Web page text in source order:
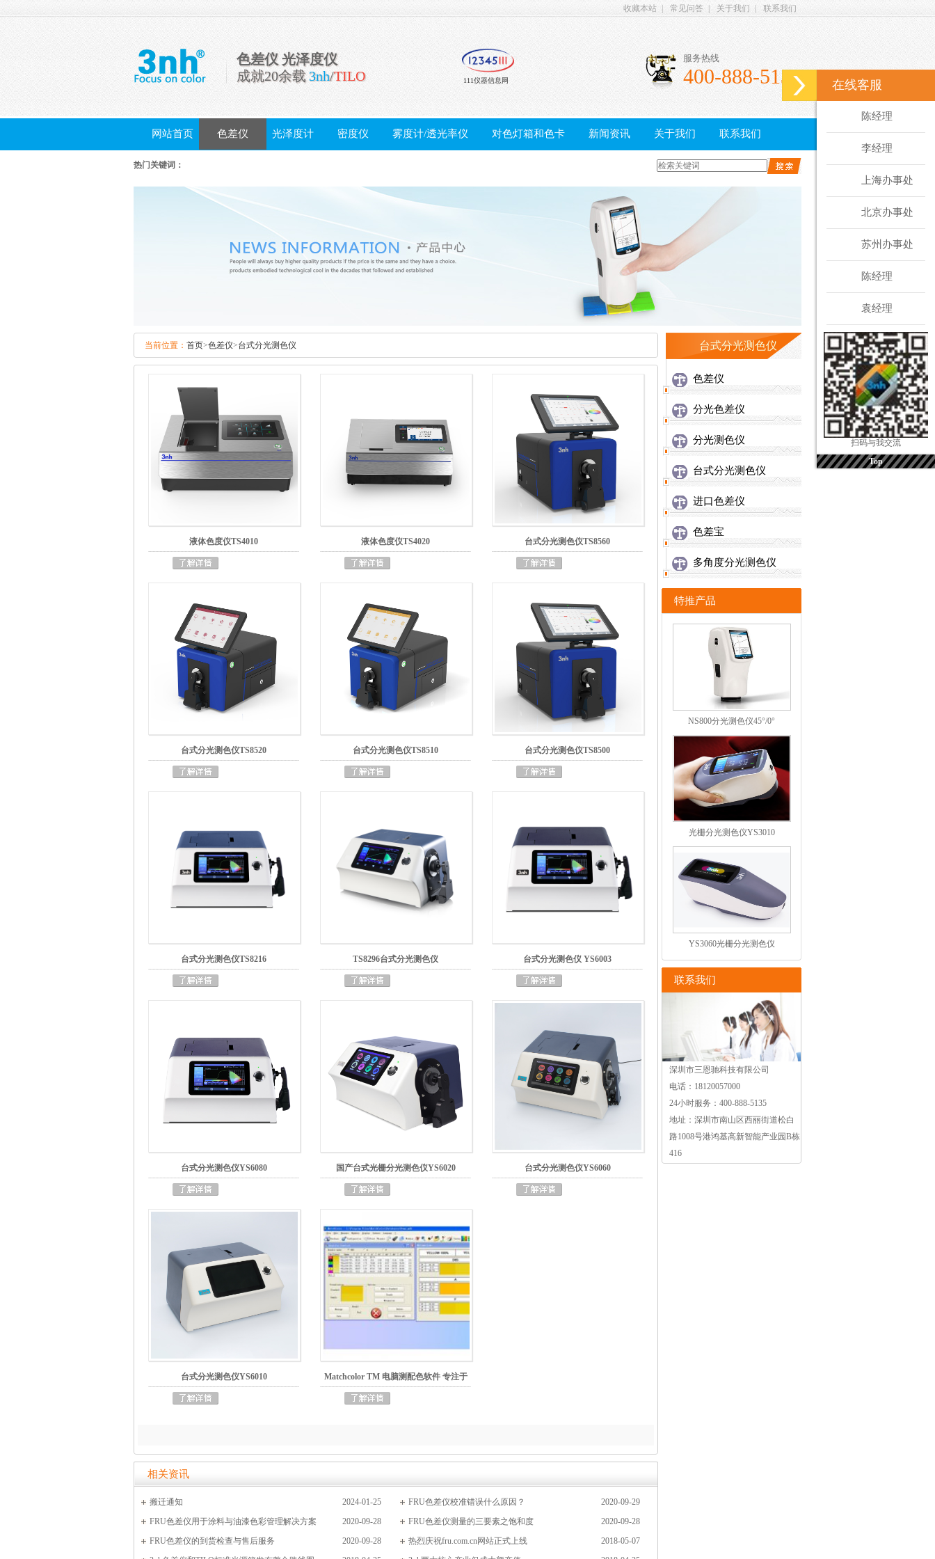
收藏本站 常见问答 关于我们 联系我们
色差仪 光泽度仪
成就20余载 3nh/TILO
服务热线
400-888-5135
111仪器信息网
网站首页 色差仪 光泽度计 密度仪 雾度计/透光率仪 对色灯箱和色卡 新闻资讯 关于我们 联系我们
配件
热门关键词：
当前位置： 首页>色差仪>台式分光测色仪
液体色度仪TS4010 液体色度仪TS4020 台式分光测色仪TS8560
台式分光测色仪TS8520 台式分光测色仪TS8510 台式分光测色仪TS8500
台式分光测色仪TS8216 TS8296台式分光测色仪 台式分光测色仪 YS6003
台式分光测色仪YS6080 国产台式光栅分光测色仪YS6020 台式分光测色仪YS6060
台式分光测色仪YS6010 Matchcolor TM 电脑测配色软件 专注于
颜色检测与品
相关资讯
2024-01-25
搬迁通知 2020-09-29
FRU色差仪校准错误什么原因？
2020-09-28
FRU色差仪用于涂料与油漆色彩管理解决方案 2020-09-28
FRU色差仪测量的三要素之饱和度
2020-09-28
FRU色差仪的到货检查与售后服务 2018-05-07
热烈庆祝fru.com.cn网站正式上线
台式分光测色仪
色差仪
分光色差仪
分光测色仪
台式分光测色仪
进口色差仪
色差宝
多角度分光测色仪
特推产品
NS800分光测色仪45°/0°
光栅分光测色仪YS3010
YS3060光栅分光测色仪
联系我们
深圳市三恩驰科技有限公司
电话：18120057000
24小时服务：400-888-5135
地址：深圳市南山区西丽街道松白
路1008号港鸿基高新智能产业园B栋
416
在线客服
陈经理
李经理
上海办事处
北京办事处
苏州办事处
陈经理
袁经理
扫码与我交流